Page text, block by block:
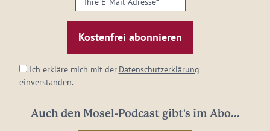
E-
Mail-
Adresse:
Ich erkläre mich mit der Datenschutzerklärung
einverstanden.
Auch den Mosel-Podcast gibt's im Abo...